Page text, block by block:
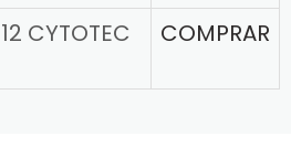
12 CYTOTEC COMPRAR